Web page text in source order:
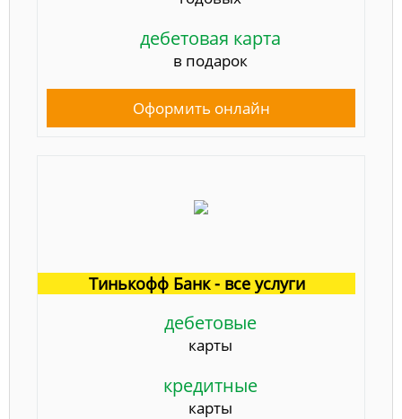
дебетовая карта
в подарок
Оформить онлайн
Тинькофф Банк - все услуги
дебетовые
карты
кредитные
карты